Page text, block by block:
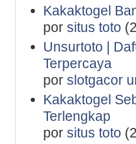
Kakaktogel
por situs toto
Unsurtoto |
Terpercaya
por slotgacor
Kakaktogel
Terlengkap
por situs toto